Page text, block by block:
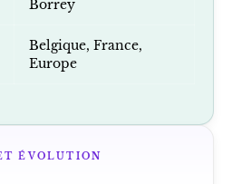
Borrey
Belgique, France,
Europe
ÉVOLUTION